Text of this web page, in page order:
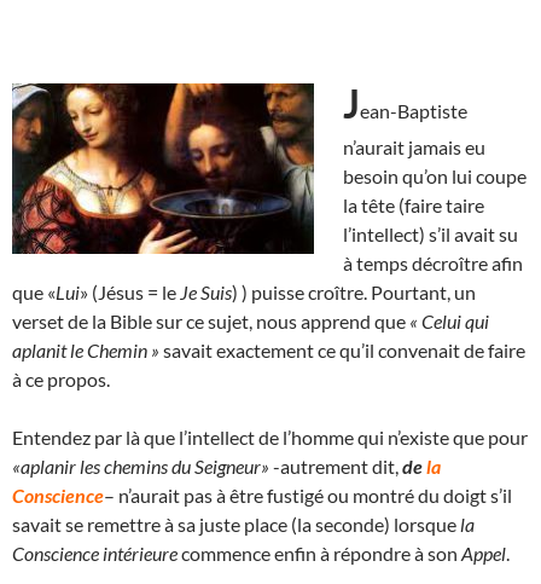
Jean-Baptiste
n’aurait jamais eu
besoin qu’on lui coupe
la tête (faire taire
l’intellect) s’il avait su
à temps décroître afin
que «Lui» (Jésus = le Je Suis) ) puisse croître. Pourtant, un
verset de la Bible sur ce sujet, nous apprend que « Celui qui
aplanit le Chemin » savait exactement ce qu’il convenait de faire
à ce propos.
Entendez par là que l’intellect de l’homme qui n’existe que pour
«aplanir les chemins du Seigneur» -autrement dit, dela
Conscience– n’aurait pas à être fustigé ou montré du doigt s’il
savait se remettre à sa juste place (la seconde) lorsque la
Conscience intérieurecommence enfin à répondre à son Appel